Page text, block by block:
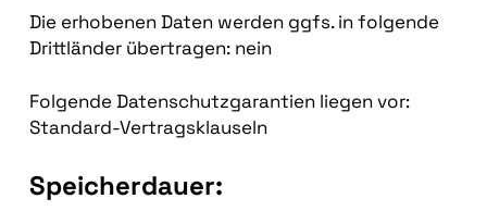
Die erhobenen Daten werden ggfs. in folgende
Drittländer übertragen: nein
Folgende Datenschutzgarantien liegen vor:
Standard-Vertragsklauseln
Speicherdauer: